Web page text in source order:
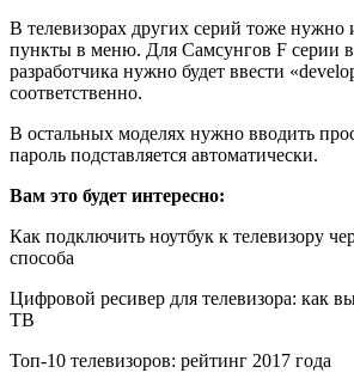
В телевизорах других серий тоже нужно
пункты в меню. Для Самсунгов F серии
разработчика нужно будет ввести
соответственно.
В остальных моделях нужно вводить
пароль подставляется автоматически.
Вам это будет интересно:
Как подключить ноутбук к телевизору
способа
Цифровой ресивер для телевизора: как
ТВ
Топ-10 телевизоров: рейтинг 2017 года